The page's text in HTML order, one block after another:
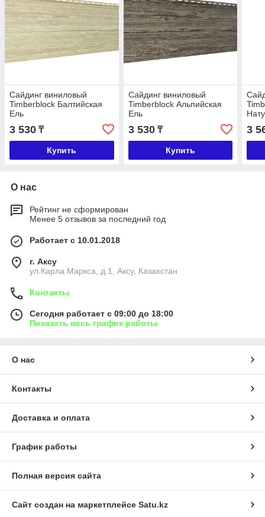
Сайдинг виниловый
Timberblock Балтийская
Ель
3 530 ₸
Купить
Сайдинг виниловый
Timberblock Альпийская
Ель
3 530₸
Купить
3
О нас
Рейтинг не сформирован
Менее 5 отзывов за последний год
Работает с 10.01.2018
г. Аксу
ул.Карла Маркса, д.1, Аксу, Казахстан
Контакты
Сегодня работает с 09:00 до 18:00
Показать весь график работы
О нас
Контакты
Доставка и оплата
График работы
Полная версия сайта
Сайт создан на маркетплейсе Satu.kz